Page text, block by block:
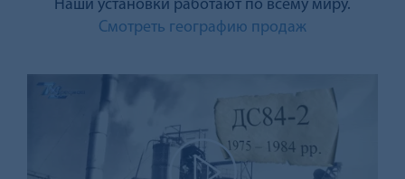
Наши установки работают по всему миру.
Смотреть географию продаж